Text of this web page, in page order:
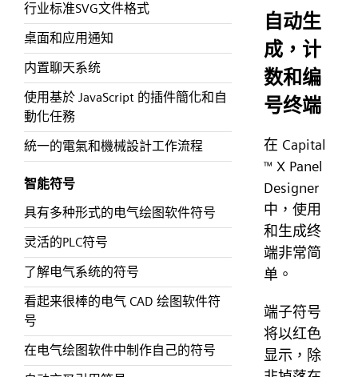
行业标准SVG文件格式
桌面和应用通知
内置聊天系统
使用基於 JavaScript 的插件簡化和自
動化任務
統一的電氣和機械設計工作流程
智能符号
具有多种形式的电气绘图软件符号
灵活的PLC符号
了解电气系统的符号
看起来很棒的电气 CAD 绘图软件符
号
在电气绘图软件中制作自己的符号
自动生
成，计
数和编
号终端
在 Capital
™ X Panel
Designer
中，使用
和生成终
端非常简
单。
端子符号
将以红色
显示，除